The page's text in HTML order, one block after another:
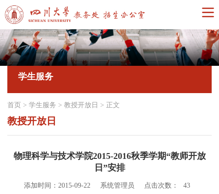
学生服务
首页 > 学生服务 > 教授开放日 > 正文
教授开放日
物理科学与技术学院2015-2016秋季学期“教师开放
日”安排
添加时间：2015-09-22 系统管理员 点击次数： 43